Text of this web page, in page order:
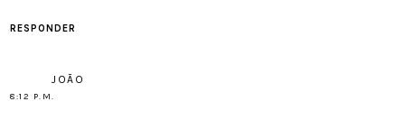
RESPONDER
JOÃO
8:12 P.M.